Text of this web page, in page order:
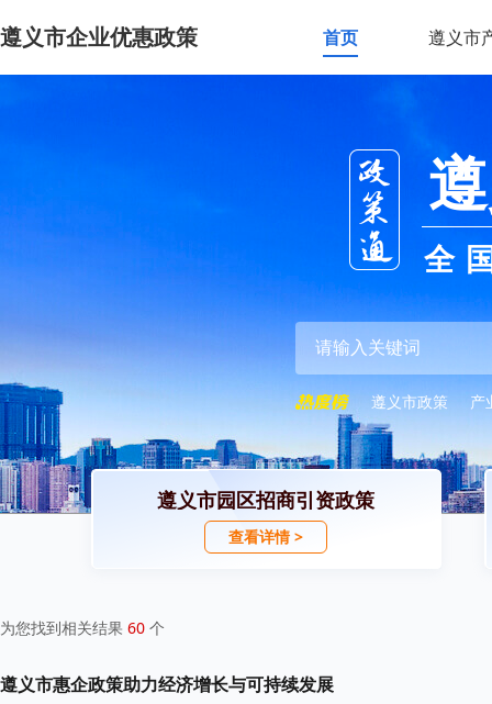
遵义市企业优惠政策 首页 遵义市
全
遵义市政策 产
遵义市园区招商引资政策
查看详情 >
为您找到相关结果 60 个
遵义市惠企政策助力经济增长与可持续发展